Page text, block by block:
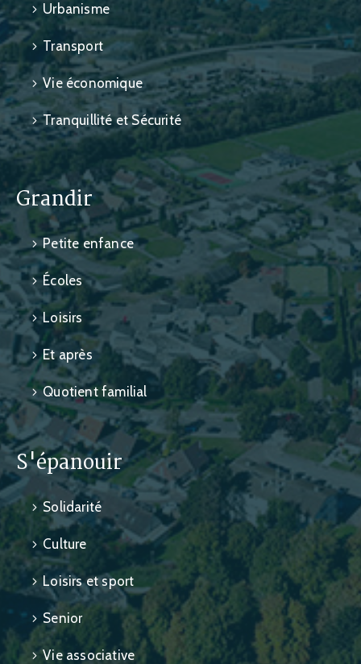
Urbanisme
Transport
Vie économique
Tranquillité et Sécurité
Grandir
Petite enfance
Écoles
Loisirs
Et après
Quotient familial
S'épanouir
Solidarité
Culture
Loisirs et sport
Senior
Vie associative